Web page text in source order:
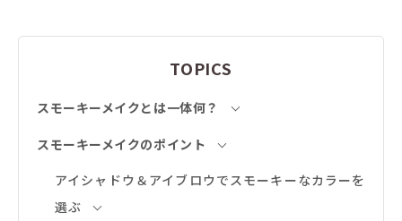
TOPICS
スモーキーメイクとは一体何？
スモーキーメイクのポイント
アイシャドウ＆アイブロウでスモーキーなカラーを
選ぶ